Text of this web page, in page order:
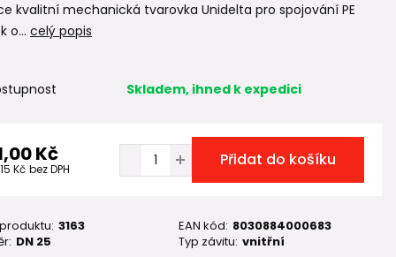
kvalitní mechanická tvarovka Unidelta pro spojování PE
o... celý popis
Skladem, ihned k expedici
Kč
Kč bez DPH Přidat do košíku
3163 EAN kód: 8030884000683
DN 25 Typ závitu: vnitřní